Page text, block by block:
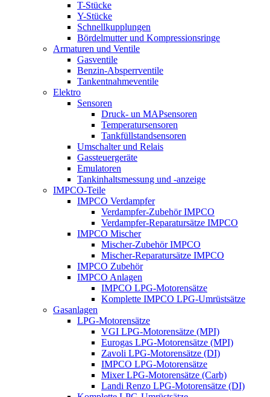
T-Stücke
Y-Stücke
Schnellkupplungen
Bördelmutter und Kompressionsringe
Armaturen und Ventile
Gasventile
Benzin-Absperrventile
Tankentnahmeventile
Elektro
Sensoren
Druck- un MAPsensoren
Temperatursensoren
Tankfüllstandsensoren
Umschalter und Relais
Gassteuergeräte
Emulatoren
Tankinhaltsmessung und -anzeige
IMPCO-Teile
IMPCO Verdampfer
Verdampfer-Zubehör IMPCO
Verdampfer-Reparatursätze IMPCO
IMPCO Mischer
Mischer-Zubehör IMPCO
Mischer-Reparatursätze IMPCO
IMPCO Zubehör
IMPCO Anlagen
IMPCO LPG-Motorensätze
Komplette IMPCO LPG-Umrüstsätze
Gasanlagen
LPG-Motorensätze
VGI LPG-Motorensätze (MPI)
Eurogas LPG-Motorensätze (MPI)
Zavoli LPG-Motorensätze (DI)
IMPCO LPG-Motorensätze
Mixer LPG-Motorensätze (Carb)
Landi Renzo LPG-Motorensätze (DI)